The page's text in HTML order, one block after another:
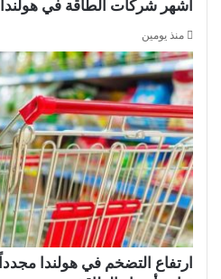
أشهر شركات الطاقة في هولندا
منذ يومين